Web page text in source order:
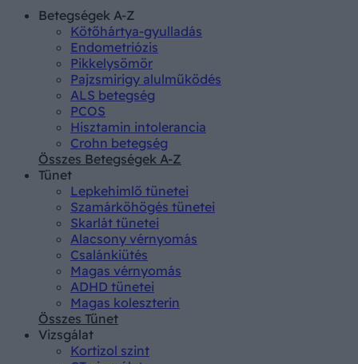
Betegségek A-Z
Kötőhártya-gyulladás
Endometriózis
Pikkelysömör
Pajzsmirigy alulműködés
ALS betegség
PCOS
Hisztamin intolerancia
Crohn betegség
Összes Betegségek A-Z
Tünet
Lepkehimlő tünetei
Szamárköhögés tünetei
Skarlát tünetei
Alacsony vérnyomás
Csalánkiütés
Magas vérnyomás
ADHD tünetei
Magas koleszterin
Összes Tünet
Vizsgálat
Kortizol szint